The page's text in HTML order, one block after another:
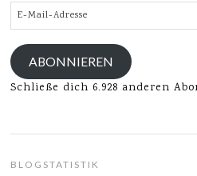
E-
Mail-
Adresse
ABONNIEREN
Schließe dich 6.928 anderen
BLOGSTATISTIK